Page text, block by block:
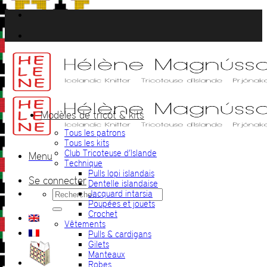
Passer
au
contenu
Menu
Se connecter
Recherche
pour :
Modèles de tricot & kits
Tous les patrons
Tous les kits
Club Tricoteuse d’Islande
Technique
Pulls lopi islandais
Dentelle islandaise
Jacquard intarsia
Poupées et jouets
Crochet
Vêtements
Pulls & cardigans
Gilets
Manteaux
Robes